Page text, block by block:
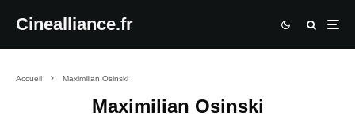
Cinealliance.fr
Accueil Maximilian Osinski
Maximilian Osinski